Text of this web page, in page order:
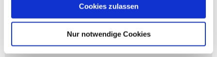
Cookies zulassen
Nur notwendige Cookies
- Hergestellt aus 6 PET-Flaschen (0,5 l)
> Garantiedauer: 2 Jahre plus 1 Jahr Online-
Garantieerweiterung